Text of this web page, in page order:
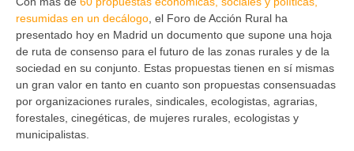
resumidas en un decálogo , el Foro de Acción Rural ha
presentado hoy en Madrid un documento que supone una hoja
de ruta de consenso para el futuro de las zonas rurales y de la
sociedad en su conjunto. Estas propuestas tienen en sí mismas
un gran valor en tanto en cuanto son propuestas consensuadas
por organizaciones rurales, sindicales, ecologistas, agrarias,
forestales, cinegéticas, de mujeres rurales, ecologistas y
municipalistas.